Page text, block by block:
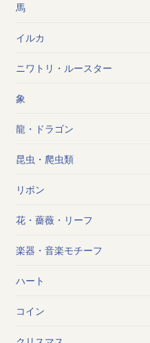
馬
イルカ
ニワトリ・ルースター
象
龍・ドラゴン
昆虫・爬虫類
リボン
花・薔薇・リーフ
楽器・音楽モチーフ
ハート
コイン